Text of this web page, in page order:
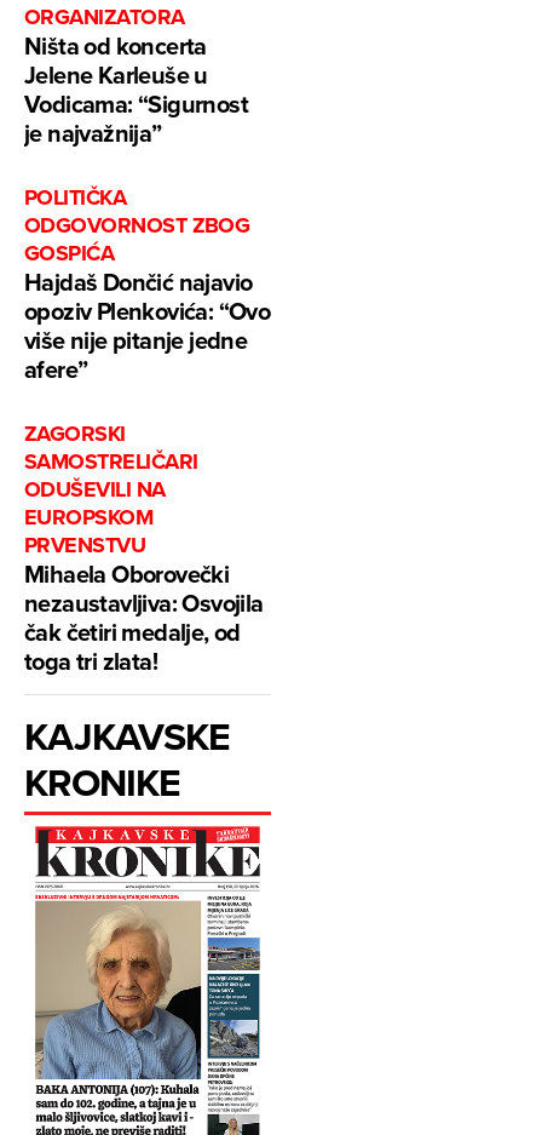
ORGANIZATORA
Ništa od koncerta
Jelene Karleuše u
Vodicama: “Sigurnost
je najvažnija”
POLITIČKA
ODGOVORNOST ZBOG
GOSPIĆA
Hajdaš Dončić najavio
opoziv Plenkovića: “Ovo
više nije pitanje jedne
afere”
ZAGORSKI
SAMOSTRELIČARI
ODUŠEVILI NA
EUROPSKOM
PRVENSTVU
Mihaela Oborovečki
nezaustavljiva: Osvojila
čak četiri medalje, od
toga tri zlata!
KAJKAVSKE
KRONIKE